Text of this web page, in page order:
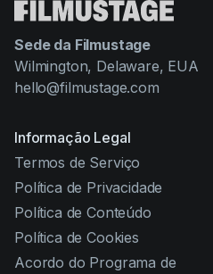
Sede da Filmustage
Wilmington, Delaware, EUA
hello@filmustage.com
Informação Legal
Termos de Serviço
Política de Privacidade
Política de Conteúdo
Política de Cookies
Acordo do Programa de